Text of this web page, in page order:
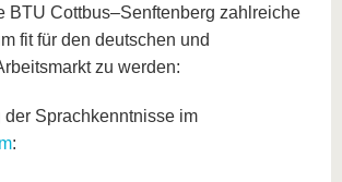
BTU Cottbus–Senftenberg zahlreiche
fit für den deutschen und
zu werden:
der Sprachkenntnisse im
: